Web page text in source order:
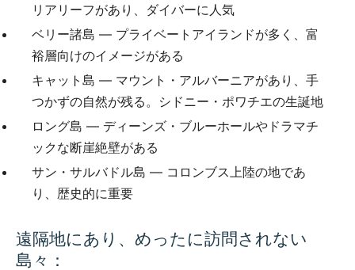
リアリーフがあり、ダイバーに人気
ベリー諸島 — プライベートアイランドが多く、富
裕層向けのイメージがある
キャット島 — マウント・アルバーニアがあり、手
つかずの自然が残る。シドニー・ポワチエの生誕地
ロング島 — ディーンズ・ブルーホールやドラマチ
ックな断崖絶壁がある
サン・サルバドル島 — コロンブス上陸の地であ
り、歴史的に重要
遠隔地にあり、めったに訪問されない
島々：